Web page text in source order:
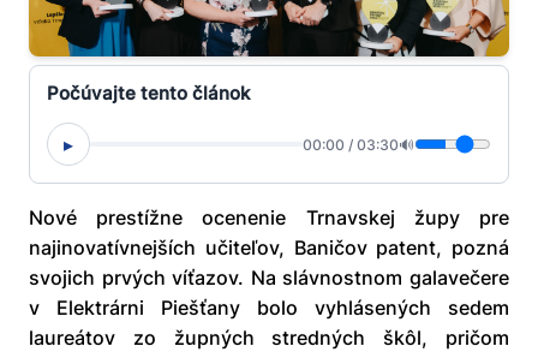
Počúvajte tento článok
▸ 00:00 / 03:30🔊
Nové prestížne ocenenie Trnavskej župy pre
najinovatívnejších učiteľov, Baničov patent, pozná
svojich prvých víťazov. Na slávnostnom galavečere
v Elektrárni Piešťany bolo vyhlásených sedem
laureátov zo župných stredných škôl, pričom